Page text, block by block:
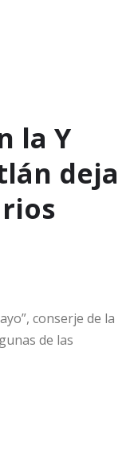
la Y
deja
conserje de la
de las